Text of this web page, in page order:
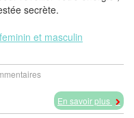
secrète.
et masculin
En savoir plus